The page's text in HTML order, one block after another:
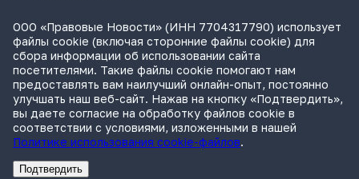
Чубайс просит приостановить взыскание 5,5 млрд руб. по
делу «Роснано»
Практика
, 13:15
Апелляция БВО разрешила «Альфа-Банку» судиться, несмотря
на санкции
Международная практика
, 12:30
ООО «Правовые Новости» (ИНН 7704317790) использует
файлы cookie (включая сторонние файлы cookie) для
сбора информации об использовании сайта
посетителями. Такие файлы cookie помогают нам
предоставлять вам наилучший онлайн-опыт, постоянно
улучшать наш веб-сайт. Нажав на кнопку «Подтвердить»,
вы даете согласие на обработку файлов cookie в
соответствии с условиями, изложенными в нашей
Политике использования cookie-файлов.
Подтвердить